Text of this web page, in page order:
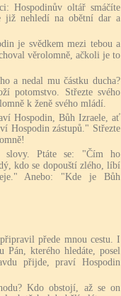
Hospodinův oltář smáčíte
již nehledí na obětní dar a
je svědkem mezi tebou a
věrolomně, ačkoli je to
a nedal mu částku ducha?
potomstvo. Střezte svého
k ženě svého mládí.
Hospodin, Bůh Izraele, ať
Hospodin zástupů." Střezte
slovy. Ptáte se: "Čím ho
kdo se dopouští zlého, líbí
Anebo: "Kde je Bůh
přede mnou cestu. I
Pán, kterého hledáte, posel
přijde, praví Hospodin
Kdo obstojí, až se on